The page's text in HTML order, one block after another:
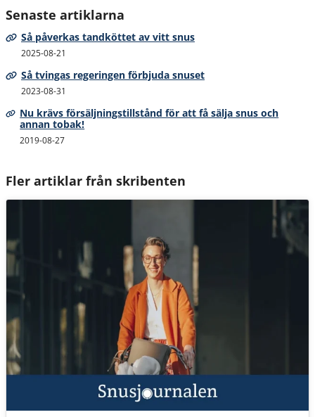
Senaste artiklarna
Så påverkas tandköttet av vitt snus
2025-08-21
Så tvingas regeringen förbjuda snuset
2023-08-31
Nu krävs försäljningstillstånd för att få sälja snus och
annan tobak!
2019-08-27
Fler artiklar från skribenten